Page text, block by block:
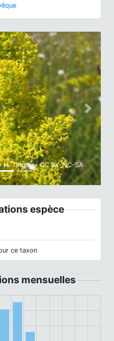
Tinguy - CC BY-NC-SA
Next
espèce
ce taxon
mensuelles